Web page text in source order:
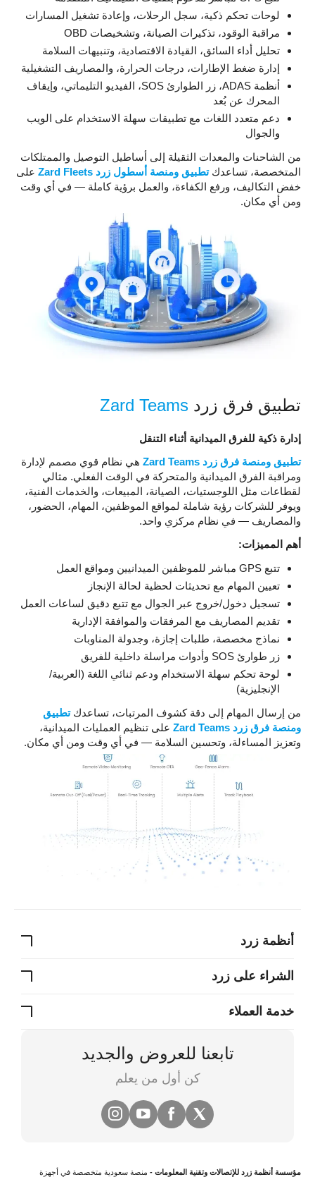
لوحات تحكم ذكية، سجل الرحلات، وإعادة تشغيل المسارات
مراقبة الوقود، تذكيرات الصيانة، وتشخيصات OBD
تحليل أداء السائق، القيادة الاقتصادية، وتنبيهات السلامة
إدارة ضغط الإطارات، درجات الحرارة، والمصاريف التشغيلية
أنظمة ADAS، زر الطوارئ SOS، الفيديو التليماتي، وإيقاف
المحرك عن بُعد
دعم متعدد اللغات مع تطبيقات سهلة الاستخدام على الويب
والجوال
من الشاحنات والمعدات الثقيلة إلى أساطيل التوصيل والممتلكات
المتخصصة، تساعدكتطبيق ومنصة أسطول زرد Zard Fleets
على
خفض التكاليف، ورفع الكفاءة، والعمل برؤية كاملة — في أي وقت
ومن أي مكان.
تطبيق فرق زرد Zard Teams
إدارة ذكية للفرق الميدانية أثناء التنقل
تطبيق ومنصة فرق زرد Zard Teams
هي نظام قوي مصمم لإدارة
ومراقبة الفرق الميدانية والمتحركة في الوقت الفعلي. مثالي
لقطاعات مثل اللوجستيات، الصيانة، المبيعات، والخدمات الفنية،
ويوفر للشركات رؤية شاملة لمواقع الموظفين، المهام، الحضور،
والمصاريف — في نظام مركزي واحد.
أهم المميزات:
تتبع GPS مباشر للموظفين الميدانيين ومواقع العمل
تعيين المهام مع تحديثات لحظية لحالة الإنجاز
تسجيل دخول/خروج عبر الجوال مع تتبع دقيق لساعات العمل
تقديم المصاريف مع المرفقات والموافقة الإدارية
نماذج مخصصة، طلبات إجازة، وجدولة المناوبات
زر طوارئ SOS وأدوات مراسلة داخلية للفريق
لوحة تحكم سهلة الاستخدام ودعم ثنائي اللغة (العربية/
الإنجليزية)
من إرسال المهام إلى دقة كشوف المرتبات، تساعدكتطبيق
ومنصة فرق زرد Zard Teams
على تنظيم العمليات الميدانية،
وتعزيز المساءلة، وتحسين السلامة — في أي وقت ومن أي مكان.
أنظمة زرد
الشراء على زرد
خدمة العملاء
تابعنا للعروض والجديد
كن أول من يعلم
مؤسسة أنظمة زرد للإتصالات وتقنية المعلومات - منصة سعودية متخصصة في أجهزة